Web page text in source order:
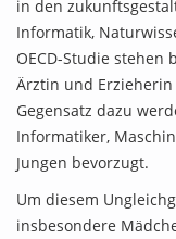
in den
Informatik,
OECD-Studie stehen
Ärztin und
Gegensatz dazu
Informatiker,
Jungen bevorzugt.
Um diesem
insbesondere